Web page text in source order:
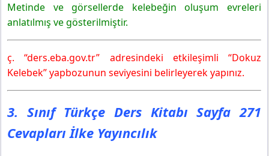
Metinde ve görsellerde kelebeğin oluşum evreleri
anlatılmış ve gösterilmiştir.
ç. “ders.eba.gov.tr” adresindeki etkileşimli “Dokuz
Kelebek” yapbozunun seviyesini belirleyerek yapınız.
3. Sınıf Türkçe Ders Kitabı Sayfa 271
Cevapları İlke Yayıncılık